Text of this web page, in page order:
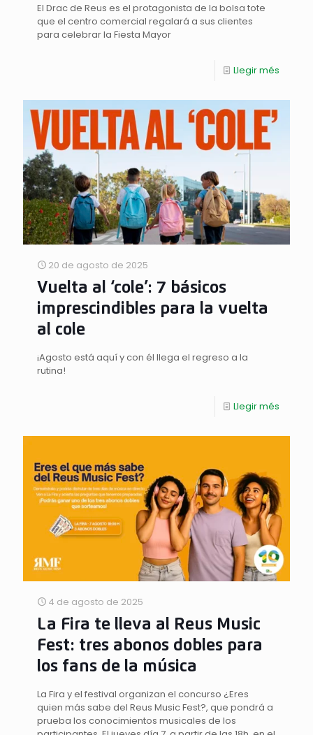
El Drac de Reus es el protagonista de la bolsa tote
que el centro comercial regalará a sus clientes
para celebrar la Fiesta Mayor
Llegir més
20 de agosto de 2025
Vuelta al ‘cole’: 7 básicos
imprescindibles para la vuelta
al cole
¡Agosto está aquí y con él llega el regreso a la
rutina!
Llegir més
4 de agosto de 2025
La Fira te lleva al Reus Music
Fest: tres abonos dobles para
los fans de la música
La Fira y el festival organizan el concurso ¿Eres
quien más sabe del Reus Music Fest?, que pondrá a
prueba los conocimientos musicales de los